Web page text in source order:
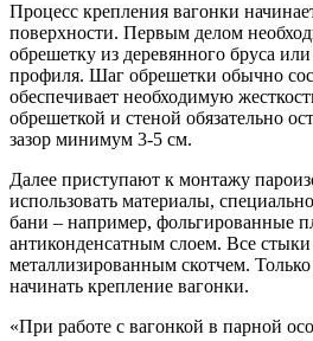
Процесс крепления вагонки
поверхности. Первым делом
обрешетку из деревянного бруса
профиля. Шаг обрешетки обычно
обеспечивает необходимую
обрешеткой и стеной обязательно
зазор минимум 3-5 см.
Далее приступают к монтажу
использовать материалы,
бани – например, фольгированные
антиконденсатным слоем. Все
металлизированным скотчем.
начинать крепление вагонки.
«При работе с вагонкой в парной